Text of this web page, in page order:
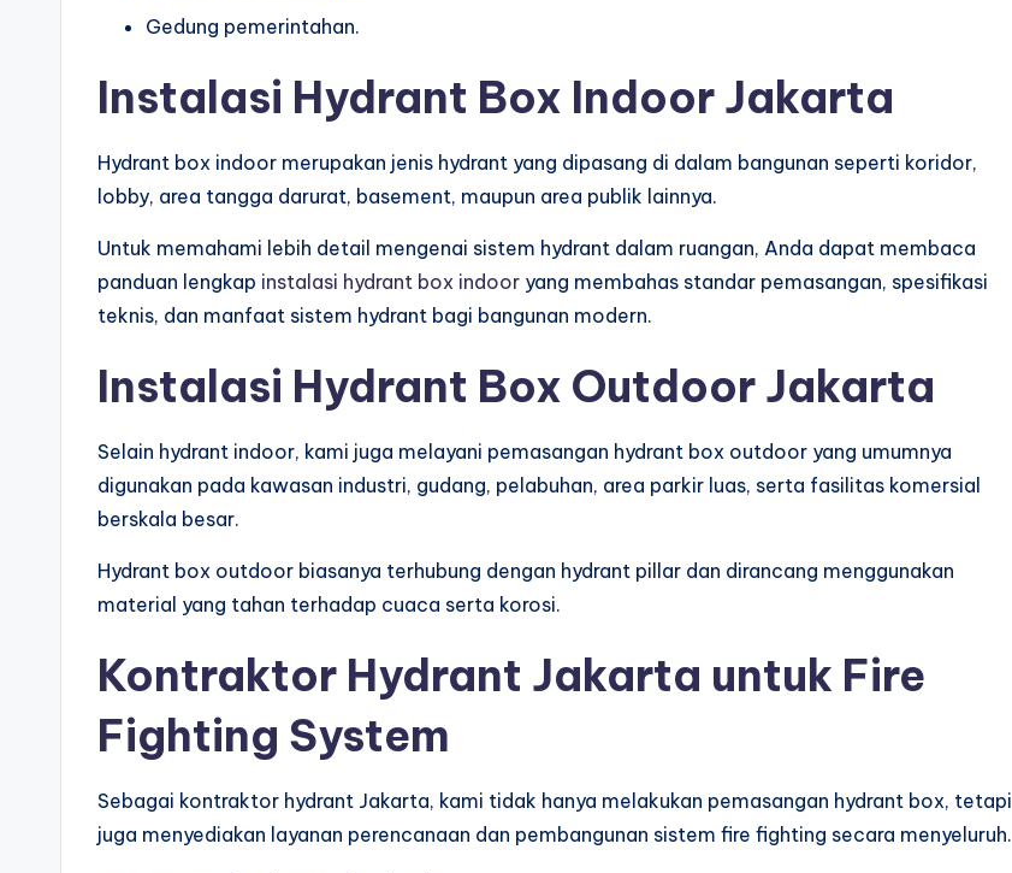
Gedung pemerintahan.
Instalasi Hydrant Box Indoor Jakarta
Hydrant box indoor merupakan jenis hydrant yang dipasang di dalam bangunan seperti koridor,
lobby, area tangga darurat, basement, maupun area publik lainnya.
Untuk memahami lebih detail mengenai sistem hydrant dalam ruangan, Anda dapat membaca
panduan lengkap instalasi hydrant box indoor yang membahas standar pemasangan, spesifikasi
teknis, dan manfaat sistem hydrant bagi bangunan modern.
Instalasi Hydrant Box Outdoor Jakarta
Selain hydrant indoor, kami juga melayani pemasangan hydrant box outdoor yang umumnya
digunakan pada kawasan industri, gudang, pelabuhan, area parkir luas, serta fasilitas komersial
berskala besar.
Hydrant box outdoor biasanya terhubung dengan hydrant pillar dan dirancang menggunakan
material yang tahan terhadap cuaca serta korosi.
Kontraktor Hydrant Jakarta untuk Fire
Fighting System
Sebagai kontraktor hydrant Jakarta, kami tidak hanya melakukan pemasangan hydrant box, tetapi
juga menyediakan layanan perencanaan dan pembangunan sistem fire fighting secara menyeluruh.